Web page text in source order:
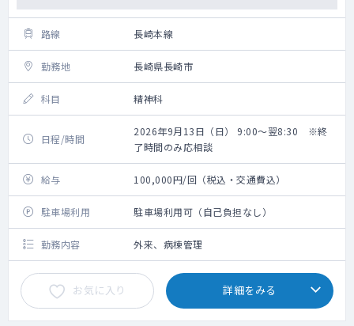
路線 長崎本線
勤務地 長崎県長崎市
科目 精神科
日程/時間
2026年9月13日（日） 9:00～翌8:30 ※終
了時間のみ応相談
給与 100,000円/回（税込・交通費込）
駐車場利用 駐車場利用可（自己負担なし）
勤務内容 外来、病棟管理
お気に入り 詳細をみる